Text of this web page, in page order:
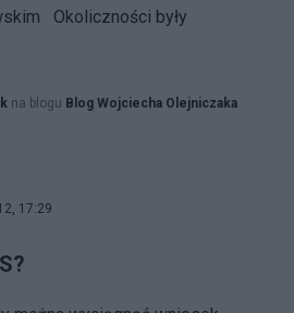
Okoliczności były
na blogu Blog Wojciecha Olejniczaka
17:29